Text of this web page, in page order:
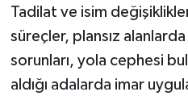
Tadilat ve isim
süreçler, plansız alanlarda
sorunları, yola cephesi
aldığı adalarda imar